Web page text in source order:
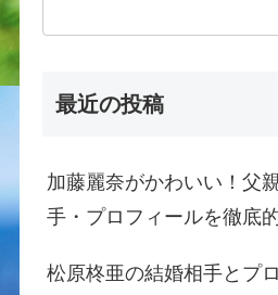
最近の投稿
加藤麗奈がかわいい！父
手・プロフィールを徹底
松原柊亜の結婚相手とプ